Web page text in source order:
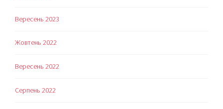
Вересень 2023
Жовтень 2022
Вересень 2022
Серпень 2022